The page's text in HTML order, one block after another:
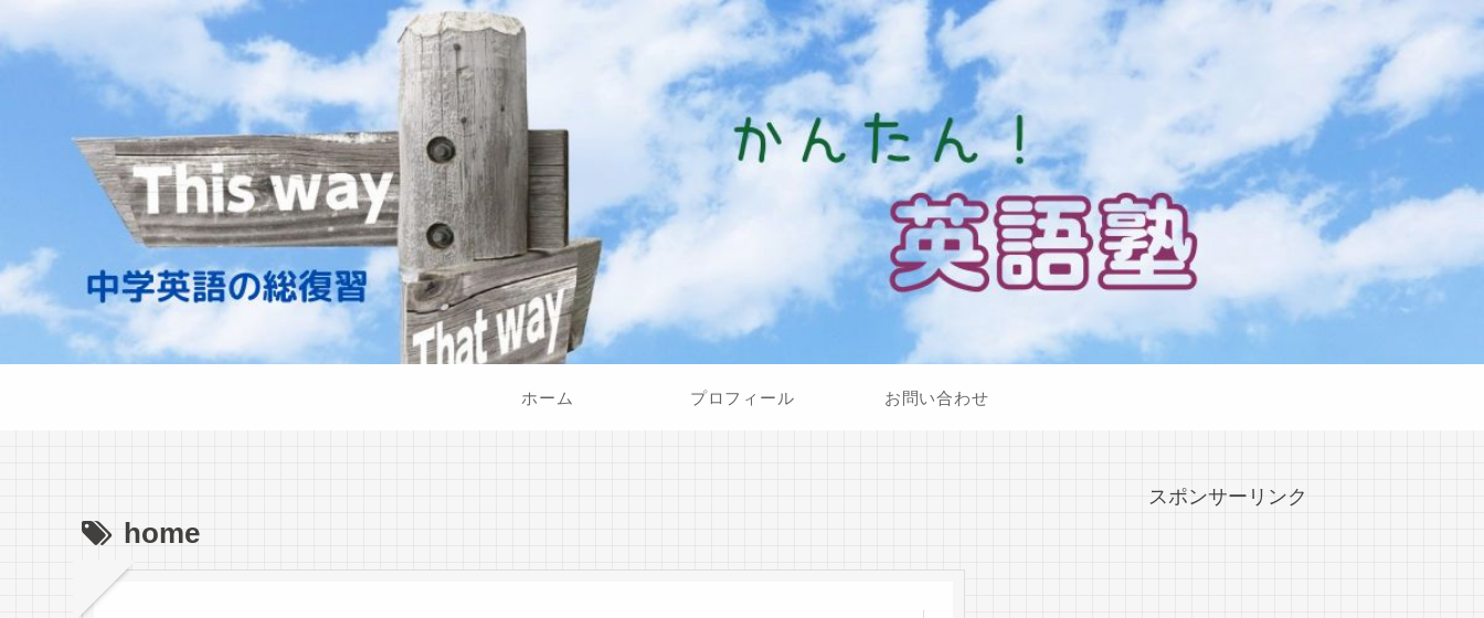
ホーム プロフィール お問い合わせ
home
スポンサーリンク